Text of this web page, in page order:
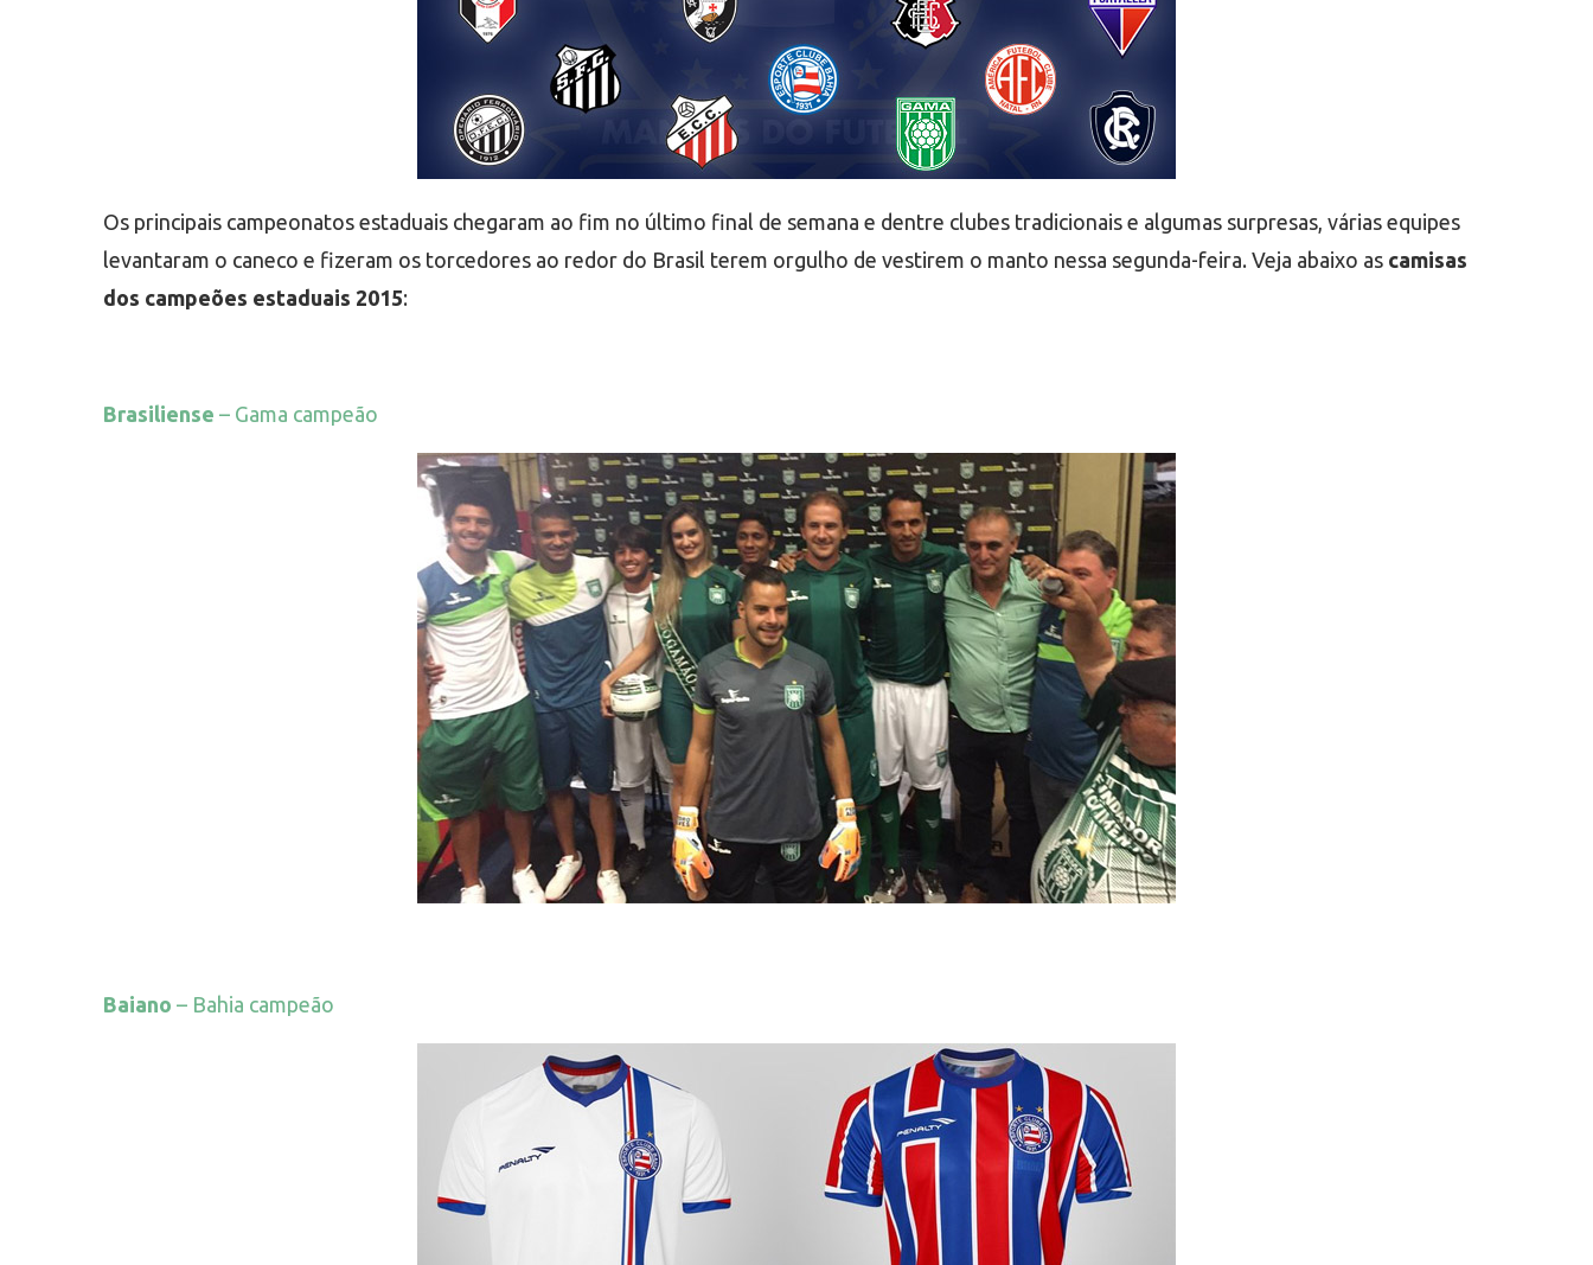
Os principais campeonatos estaduais chegaram ao fim no último final de semana e dentre clubes tradicionais e algumas surpresas, várias equipes
levantaram o caneco e fizeram os torcedores ao redor do Brasil terem orgulho de vestirem o manto nessa segunda-feira. Veja abaixo as camisas
dos campeões estaduais 2015:
Brasiliense – Gama campeão
Baiano – Bahia campeão